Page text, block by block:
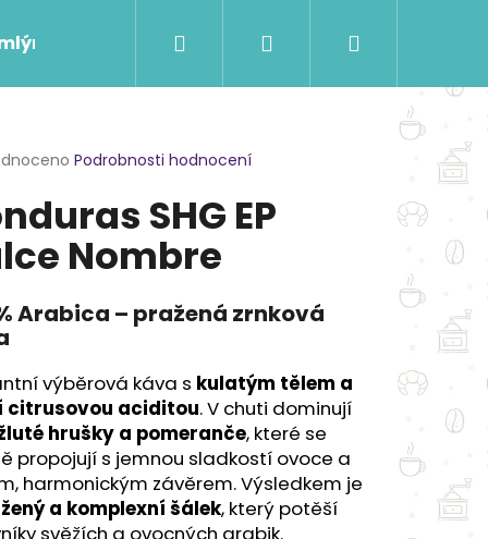
Káva na míru Pro kavárny a firmy
Přihlášení
košík
Podrobnosti hodnocení
SHG EP
Nombre
Arabica – pražená zrnková
výběrová káva s kulatým tělem a
citrusovou aciditou. V chuti dominují
hrušky a pomeranče, které se
propojují s jemnou sladkostí ovoce a
harmonickým závěrem. Výsledkem je
a komplexní šálek, který potěší
svěžích a ovocných arabik.
DEL MONTE